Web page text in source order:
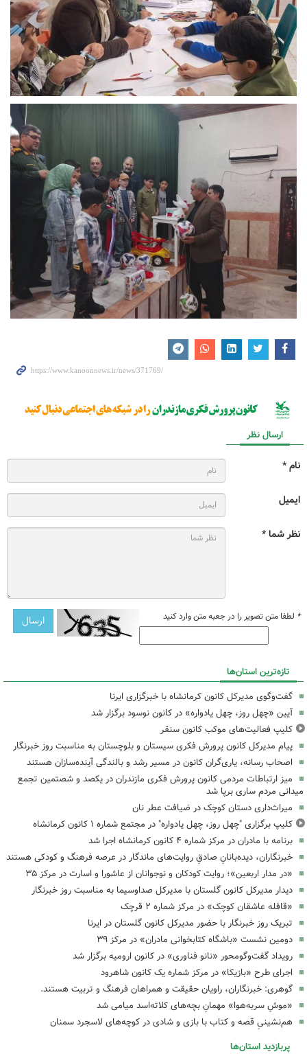
ارسال نظر
نام *
ایمیل
نظر شما *
* لطفا متن تصویر را در جعبه متن وارد کنید
تازه‌ترین استان‌ها
گفت‌وگوی مدیرکل کانون کرمانشاه با خبرگزاری ایرنا
آیین «چهل روز، چهل یادواره» در کانون نوسود برگزار شد
کلیپ فعالیت‌های موکب کانون سنقر
پیام مدیرکل کانون پرورش فکری سیستان و بلوچستان به مناسبت روز خبرنگار
اصحاب رسانه، یاری‌گران کانون در مسیر رشد و بالندگی آینده‌سازان هستند
میز ارتباطات مردمی کانون پرورش فکری مازندران در یکصد و شصتمین تجمع
میدانی مردم ساری برپا شد
میراث‌داری دستان کوچک در ضیافت عطر نان
کلیپ برگزاری "چهل روز، چهل یادواره" در مجتمع شماره ۱ کانون کرمانشاه
برنامه با مادران در مرکز شماره ۴ کانون کرمانشاه اجرا شد
خبرنگاران، دیده‌بانانِ صادقِ روایت‌های ماندگار در عرصه فرهنگ و کودکی هستند
«در مدار اربعین»؛ روایت کودکان و نوجوانان از عاشورا و اسارت در مرکز ۳۵
دیدار مدیرکل کانون گلستان با مدیرکل صداوسیما به مناسبت روز خبرنگار
«قافله عاشقان کوچک» در مرکز شماره ۲ قرچک
تبریک روز خبرنگار با حضور مدیرکل کانون گلستان در ایرنا
دومین نشست «باشگاه کتابخوانی مادران» در مرکز ۳۹
رویداد گفت‌وگومحور «نانو فناوری» در کانون ارومیه برگزار شد
اجرای طرح «بازیکا» در مرکز شماره یک کانون شاهرود
گوهری: خبرنگاران، راویان حقیقت و همراهان فرهنگ و تربیت هستند.
«موشِ سربه‌هوا» مهمانِ بچه‌های کلاته‌اسد میامی شد
هم‌نشینیِ قصه و کتاب با بازی و شادی در کوچه‌های لاسجرد سمنان
پربازدید استان‌ها